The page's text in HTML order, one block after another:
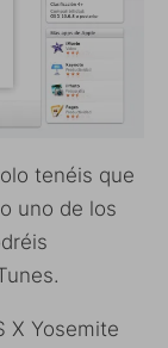
tenéis que
uno de los
X Yosemite